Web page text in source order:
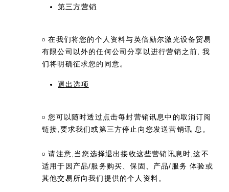
第三方营销
O
在我们将您的个人资料与英倍励尔激光设备贸易
有限公司以外的任何公司分享以进行营销之前, 我
们将明确征求您的同意。
退出选项
O
您可以随时透过点击每封营销讯息中的取消订阅
链接,要求我们或第三方停止向您发送营销讯 息。
O
请注意,当您选择退出接收这些营销讯息时,这不
适用于因产品/服务购买、保固、产品/服务 体验或
其他交易所向我们提供的个人资料。